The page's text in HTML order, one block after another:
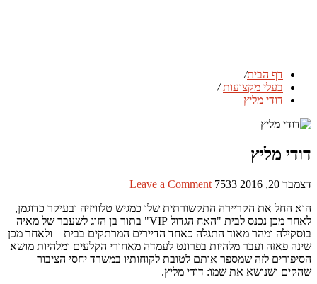
דף הבית/
בעלי מקצועות /
דודי מליץ
דודי מליץ
דצמבר 20, 2016 Leave a Comment 7533
הוא החל את הקריירה התקשורתית שלו כמגיש טלוויזיה ובעיקר כדוגמן,
לאחר מכן נכנס לבית "האח הגדול VIP" בתור בן הזוג לשעבר של מאיה
בוסקילה ומהר מאוד התגלה כאחד הדיירים המרתקים בבית – ולאחר מכן
שינה פאזה ועבר מלהיות בפרונט לעמדה מאחורי הקלעים ומלהיות מושא
הסיפורים לזה שמספר אותם לטובת לקוחותיו במשרד יחסי הציבור
שהקים ושנושא את שמו: דודי מליץ.